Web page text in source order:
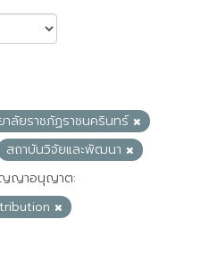
าลัยราชภัฏราชนครินทร์
สถาบันวิจัยและพัฒนา
ญาอนุญาต: